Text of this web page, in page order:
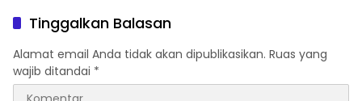
Tinggalkan Balasan
Alamat email Anda tidak akan dipublikasikan. Ruas yang
wajib ditandai *